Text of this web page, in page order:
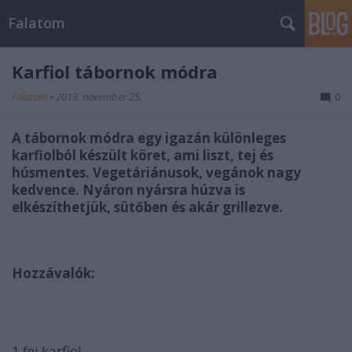
Falatom
Karfiol tábornok módra
Falatom • 2019. november 25. 0
A tábornok módra egy igazán különleges
karfiolból készült köret, ami liszt, tej és
húsmentes. Vegetáriánusok, vegánok nagy
kedvence. Nyáron nyársra húzva is
elkészíthetjük, sütőben és akár grillezve.
Hozzávalók: